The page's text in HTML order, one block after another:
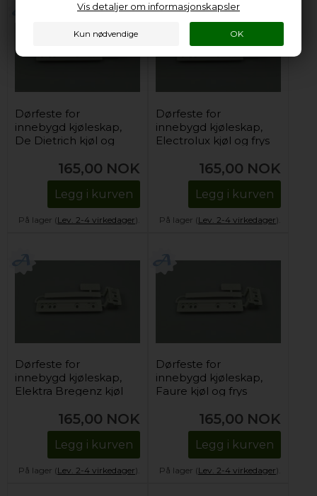
Vis detaljer om informasjonskapsler
Dørfeste for
innebygd kjøleskap,
De Dietrich kjøl og
165,00 NOK
Legg i kurven
På lager (Lev. 2-4 virkedager).
Dørfeste for
innebygd kjøleskap,
Electrolux kjøl og frys
165,00 NOK
Legg i kurven
På lager (Lev. 2-4 virkedager).
Dørfeste for
innebygd kjøleskap,
Elektra Bregenz kjøl
165,00 NOK
Legg i kurven
På lager (Lev. 2-4 virkedager).
Dørfeste for
innebygd kjøleskap,
Faure kjøl og frys
165,00 NOK
Legg i kurven
På lager (Lev. 2-4 virkedager).